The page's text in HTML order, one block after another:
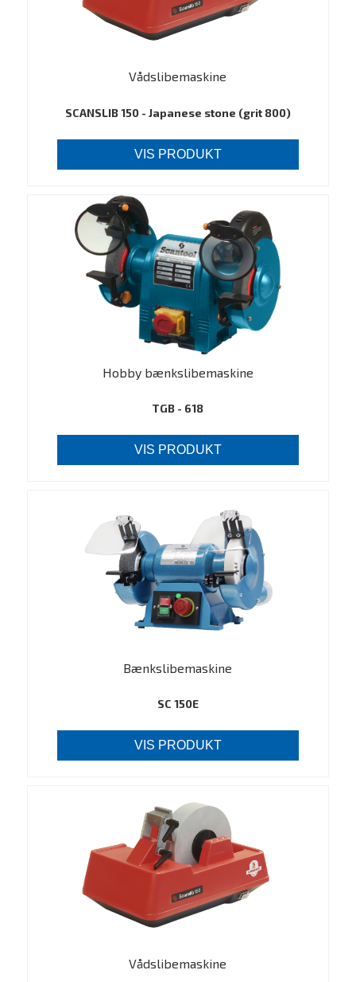
Vådslibemaskine
SCANSLIB 150 - Japanese stone (grit 800)
VIS PRODUKT
Hobby bænkslibemaskine
TGB - 618
VIS PRODUKT
Bænkslibemaskine
SC 150E
VIS PRODUKT
Vådslibemaskine